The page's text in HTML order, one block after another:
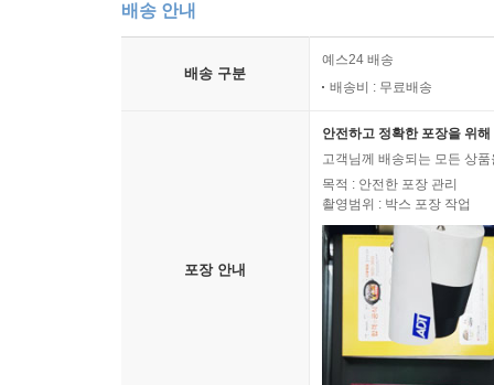
배송 안내
배송 구분
예스24 배송
배송비 : 무료배송
포장 안내
안전하고 정확한 포장을 위
고객님께 배송되는 모든 상
목적 : 안전한 포장 관리
촬영범위 : 박스 포장 작업